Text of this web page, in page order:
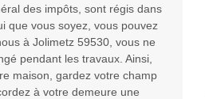
des impôts, sont régis dans
que vous soyez, vous pouvez
à Jolimetz 59530, vous ne
pendant les travaux. Ainsi,
maison, gardez votre champ
à votre demeure une